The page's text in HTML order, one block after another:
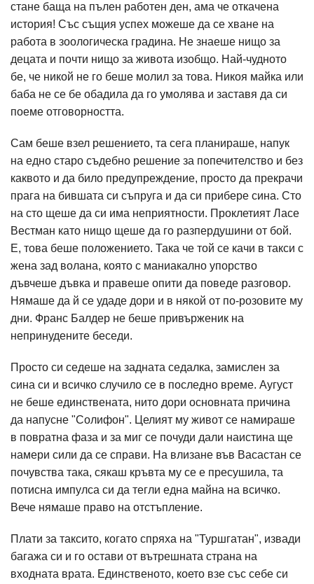
стане баща на пълен работен ден, ама че откачена
история! Със същия успех можеше да се хване на
работа в зоологическа градина. Не знаеше нищо за
децата и почти нищо за живота изобщо. Най-чудното
бе, че никой не го беше молил за това. Никоя майка или
баба не се бе обадила да го умолява и заставя да си
поеме отговорността.
Сам беше взел решението, та сега планираше, напук
на едно старо съдебно решение за попечителство и без
каквото и да било предупреждение, просто да прекрачи
прага на бившата си съпруга и да си прибере сина. Сто
на сто щеше да си има неприятности. Проклетият Ласе
Вестман като нищо щеше да го разпердушини от бой.
Е, това беше положението. Така че той се качи в такси с
жена зад волана, която с маниакално упорство
дъвчеше дъвка и правеше опити да поведе разговор.
Нямаше да й се удаде дори и в някой от по-розовите му
дни. Франс Балдер не беше привърженик на
непринудените беседи.
Просто си седеше на задната седалка, замислен за
сина си и всичко случило се в последно време. Аугуст
не беше единствената, нито дори основната причина
да напусне "Солифон". Целият му живот се намираше
в повратна фаза и за миг се почуди дали наистина ще
намери сили да се справи. На влизане във Васастан се
почувства така, сякаш кръвта му се е пресушила, та
потисна импулса си да тегли една майна на всичко.
Вече нямаше право на отстъпление.
Плати за таксито, когато спряха на "Туршгатан", извади
багажа си и го остави от вътрешната страна на
входната врата. Единственото, което взе със себе си